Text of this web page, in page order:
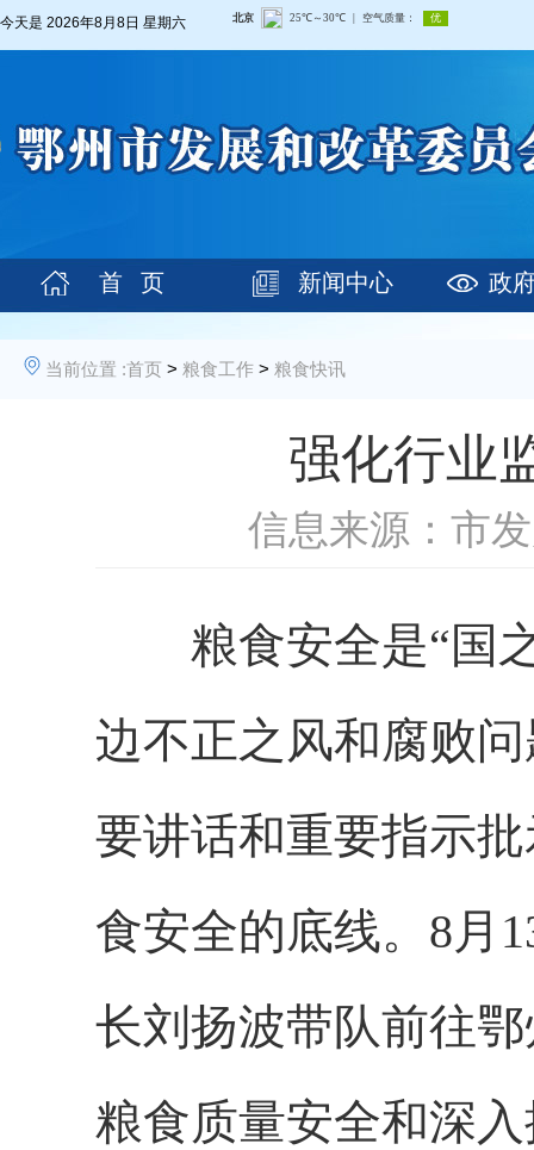
今天是 2026年8月8日 星期六
首 页 新闻中心 政
当前位置 :首页 > 粮食工作 > 粮食快讯
强化行业
信息来源：市
粮食安全是“国之
边不正之风和腐败
要讲话和重要指示
食安全的底线。8月
长刘扬波带队前往
粮食质量安全和深